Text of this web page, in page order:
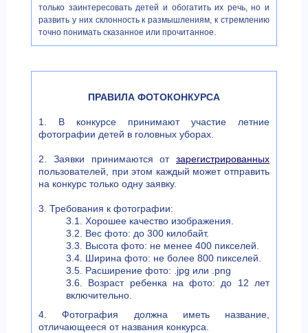
только заинтересовать детей и обогатить их речь, но и
развить у них склонность к размышлениям, к стремлению
точно понимать сказанное или прочитанное.
ПРАВИЛА ФОТОКОНКУРСА
1. В конкурсе принимают участие летние
фотографии детей в головных уборах.
2. Заявки принимаются отзарегистрированных
пользователей, при этом каждый может отправить
на конкурс только одну заявку.
3. Требования к фотографии:
3.1. Хорошее качество изображения.
3.2. Вес фото: до 300 килобайт.
3.3. Высота фото: не менее 400 пикселей.
3.4. Ширина фото: не более 800 пикселей.
3.5. Расширение фото: .jpg или .png
3.6. Возраст ребенка на фото: до 12 лет
включительно.
4. Фотография должна иметь название,
отличающееся от названия конкурса.